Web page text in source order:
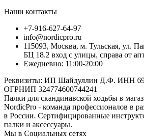
Наши контакты
+7-916-627-64-97
info@nordicpro.ru
115093, Москва, м. Тульская, ул.
БЦ 18.2 вход с улицы, справа от
Ежедневно: 11:00-20:00
Реквизиты: ИП Шайдуллин Д.Ф. ИНН
ОГРНИП 324774600744241
Палки для скандинавской ходьбы в
NordicPro - команда профессионалов в
в России. Сертифицированные
палки и аксессуары.
Мы в Социальных сетях